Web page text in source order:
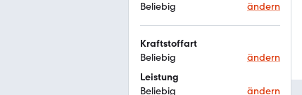
Beliebig
ändern
Kraftstoffart
Beliebig
ändern
Leistung
Beliebig
ändern